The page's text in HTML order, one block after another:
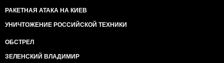
РАКЕТНАЯ АТАКА НА КИЕВ
УНИЧТОЖЕНИЕ РОССИЙСКОЙ ТЕХНИКИ
ОБСТРЕЛ
ЗЕЛЕНСКИЙ ВЛАДИМИР